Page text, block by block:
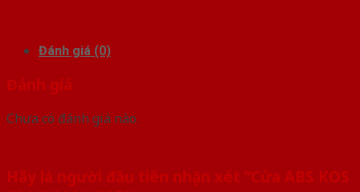
Đánh giá (0)
Đánh giá
Chưa có đánh giá nào.
Hãy là người đầu tiên nhận xét “Cửa ABS KOS